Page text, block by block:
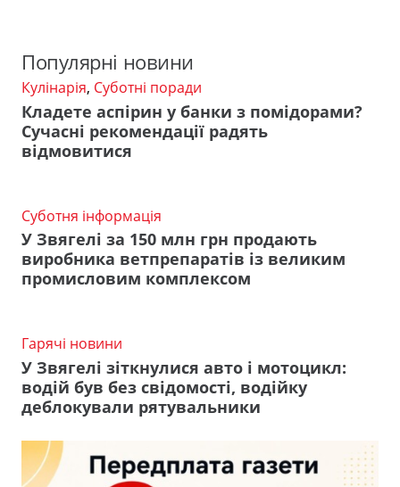
Популярні новини
Кулінарія, Суботні поради
Кладете аспірин у банки з помідорами?
Сучасні рекомендації радять
відмовитися
Суботня інформація
У Звягелі за 150 млн грн продають
виробника ветпрепаратів із великим
промисловим комплексом
Гарячі новини
У Звягелі зіткнулися авто і мотоцикл:
водій був без свідомості, водійку
деблокували рятувальники